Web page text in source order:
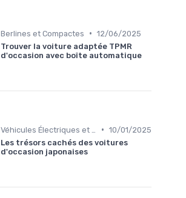
Berlines et Compactes • 12/06/2025
Trouver la voiture adaptée TPMR
d'occasion avec boîte automatique
• 10/01/2025
Les trésors cachés des voitures
d'occasion japonaises